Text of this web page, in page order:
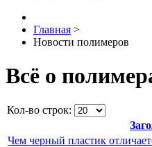
Главная >
Новости полимеров
Всё о
Кол-во строк:
Чем черный пластик